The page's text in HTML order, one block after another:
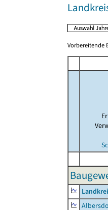
Vorbereitende